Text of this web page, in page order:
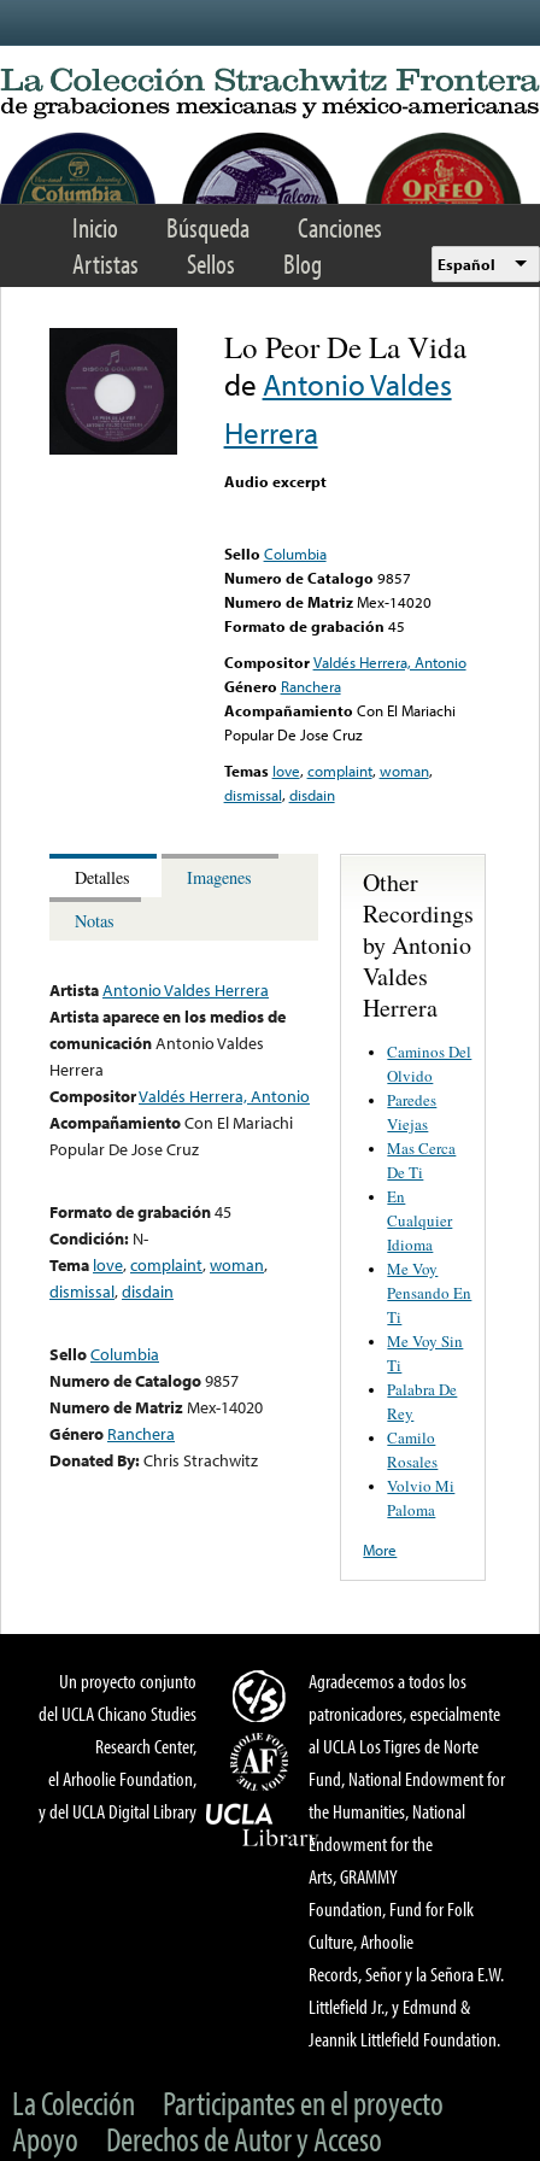
Inicio Búsqueda
Canciones
Artistas
Sellos Blog Español
Lo Peor De La Vida
de Antonio Valdes
Herrera
Audio excerpt
Sello Columbia
Numero de Catalogo 9857
Numero de Matriz Mex-14020
Formato de grabación 45
Compositor Valdés Herrera, Antonio
Género Ranchera
Acompañamiento Con El Mariachi
Popular De Jose Cruz
Temas love,complaint,woman,
dismissal,disdain
Detalles
Imagenes
Notas
ArtistaAntonio Valdes Herrera
Artista aparece en los medios de
comunicaciónAntonio Valdes
Herrera
CompositorValdés Herrera, Antonio
AcompañamientoCon El Mariachi
Popular De Jose Cruz
Formato de grabación45
Condición: N-
Tema love,complaint,woman,
dismissal,disdain
SelloColumbia
Numero de Catalogo9857
Numero de MatrizMex-14020
Género Ranchera
Donated By:Chris Strachwitz
Other
Recordings
by Antonio
Valdes
Herrera
Caminos Del
Olvido
Paredes
Viejas
Mas Cerca
De Ti
En
Cualquier
Idioma
Me Voy
Pensando En
Ti
Me Voy Sin
Ti
Palabra De
Rey
Camilo
Rosales
Volvio Mi
Paloma
More
Un proyecto conjunto
del UCLA Chicano Studies
Research Center,
el Arhoolie Foundation,
y del UCLA Digital Library
Agradecemos a todos los
patronicadores, especialmente
al UCLA Los Tigres de Norte
Fund, National Endowment for
the Humanities, National
Endowment for the
Arts, GRAMMY
Foundation, Fund for Folk
Culture, Arhoolie
Records, Señor y la Señora E.W.
Littlefield Jr., y Edmund &
Jeannik Littlefield Foundation.
La Colección
Participantes en el proyecto
Apoyo
Derechos de Autor y Acceso